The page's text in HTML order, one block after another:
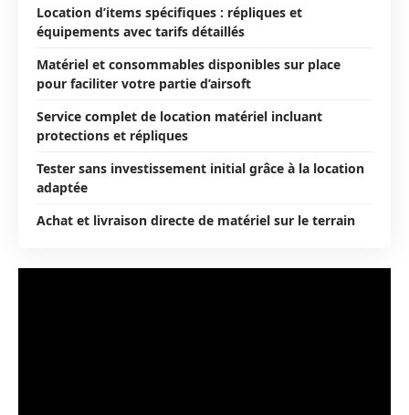
Location d’items spécifiques : répliques et
équipements avec tarifs détaillés
Matériel et consommables disponibles sur place
pour faciliter votre partie d’airsoft
Service complet de location matériel incluant
protections et répliques
Tester sans investissement initial grâce à la location
adaptée
Achat et livraison directe de matériel sur le terrain